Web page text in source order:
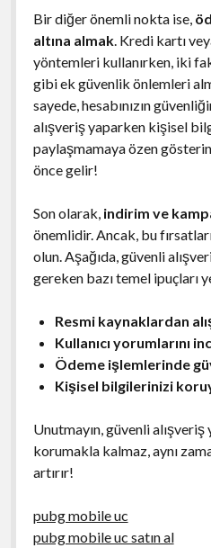
Bir diğer önemli nokta ise,
altına almak. Kredi kartı
yöntemleri kullanırken, iki
gibi ek güvenlik önlemleri
sayede, hesabınızın
alışveriş yaparken kişisel
paylaşmamaya özen
önce gelir!
Son olarak, indirim ve
önemlidir. Ancak, bu
olun. Aşağıda, güvenli
gereken bazı temel ipuçları
Resmi kaynaklardan
Kullanıcı yorumlarını
Ödeme işlemlerinde
Kişisel bilgilerinizi
Unutmayın, güvenli alışveriş
korumakla kalmaz, aynı
artırır!
pubg mobile uc
pubg mobile uc satın al